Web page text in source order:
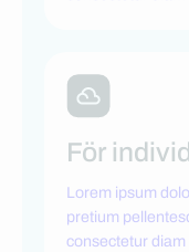
För
Lorem ipsum
pretium
consectetur diam